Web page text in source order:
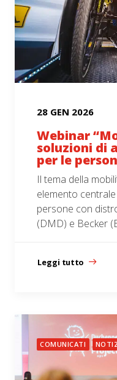
28 GEN 2026
Webinar
soluzioni di
per le
Il tema della
elemento
persone con
(DMD) e Becker
Leggi tutto
COMUNICATI